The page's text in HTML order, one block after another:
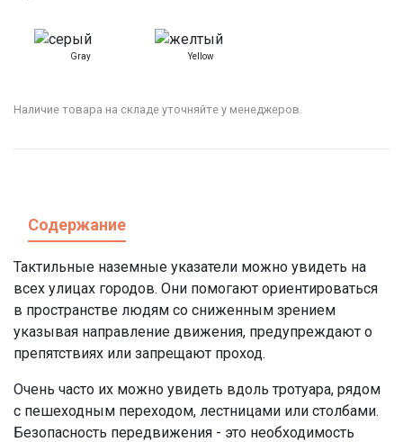
Gray Yellow
Наличие товара на складе уточняйте у менеджеров.
Содержание
Тактильные наземные указатели можно увидеть на
всех улицах городов. Они помогают ориентироваться
в пространстве людям со сниженным зрением
указывая направление движения, предупреждают о
препятствиях или запрещают проход.
Очень часто их можно увидеть вдоль тротуара, рядом
с пешеходным переходом, лестницами или столбами.
Безопасность передвижения - это необходимость